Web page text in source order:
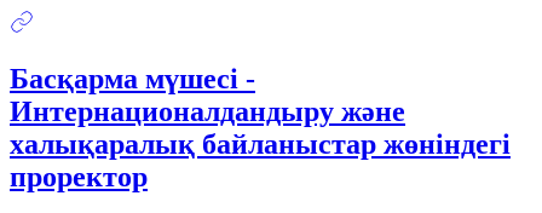
Басқарма мүшесі -
Интернационалдандыру және
халықаралық байланыстар жөніндегі
проректор